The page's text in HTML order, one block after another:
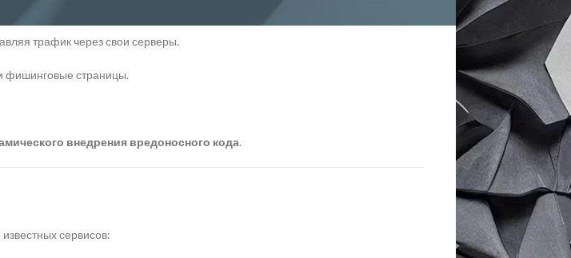
трафик через свои серверы.
фишинговые страницы.
внедрения вредоносного кода.
сервисов: